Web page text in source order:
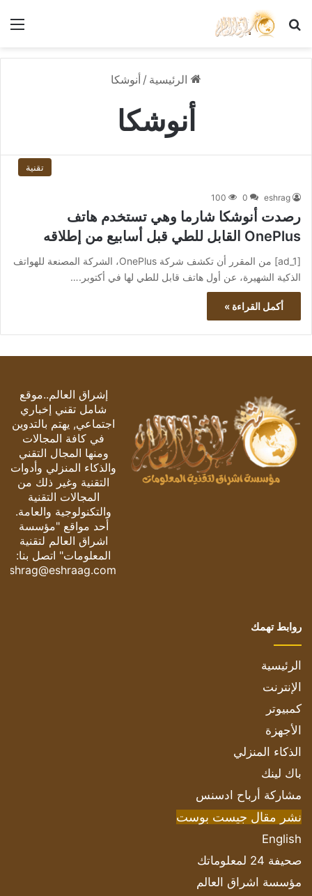
بحث عن
الرئيسية / أنوشكا
أنوشكا
تقنية
eshrag
0
100
رصدت أنوشكا شارما وهي تستخدم هاتف
OnePlus القابل للطي قبل أسابيع من إطلاقه
[ad_1] من المقرر أن تكشف شركة OnePlus، الشركة المصنعة للهواتف
الذكية الشهيرة، عن أول هاتف قابل للطي لها في أكتوبر.…
أكمل القراءة »
إشراق العالم..موقع
شامل تقني إخباري
اجتماعي, يهتم بالتدوين
في كافة المجالات
ومنها المجال التقني
والذكاء المنزلي وأدوات
التقنية وغير ذلك من
المجالات التقنية
والتكنولوجية والعامة.
أحد مواقع "مؤسسة
اشراق العالم لتقنية
المعلومات" اتصل بنا:
eshrag@eshraag.com
روابط تهمك
الرئيسية
الإنترنت
كمبيوتر
الأجهزة
الذكاء المنزلي
باك لينك
مشاركة أرباح ادسنس
نشر مقال جيست بوست
English
صحيفة 24 لمعلوماتك
مؤسسة اشراق العالم